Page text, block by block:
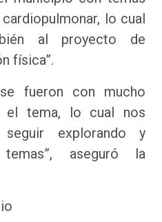
lo cual
al proyecto de
física”.
fueron con mucho
el tema, lo cual nos
seguir explorando y
aseguró la